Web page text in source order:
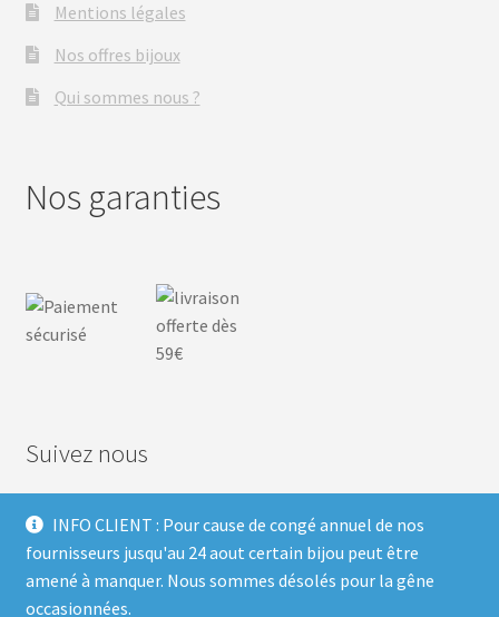
Mentions légales
Nos offres bijoux
Qui sommes nous ?
Nos garanties
Suivez nous
F
a
I
n
P
i
T
w
INFO CLIENT : Pour cause de congé annuel de nos
fournisseurs jusqu'au 24 aout certain bijou peut être
amené à manquer. Nous sommes désolés pour la gêne
occasionnées.